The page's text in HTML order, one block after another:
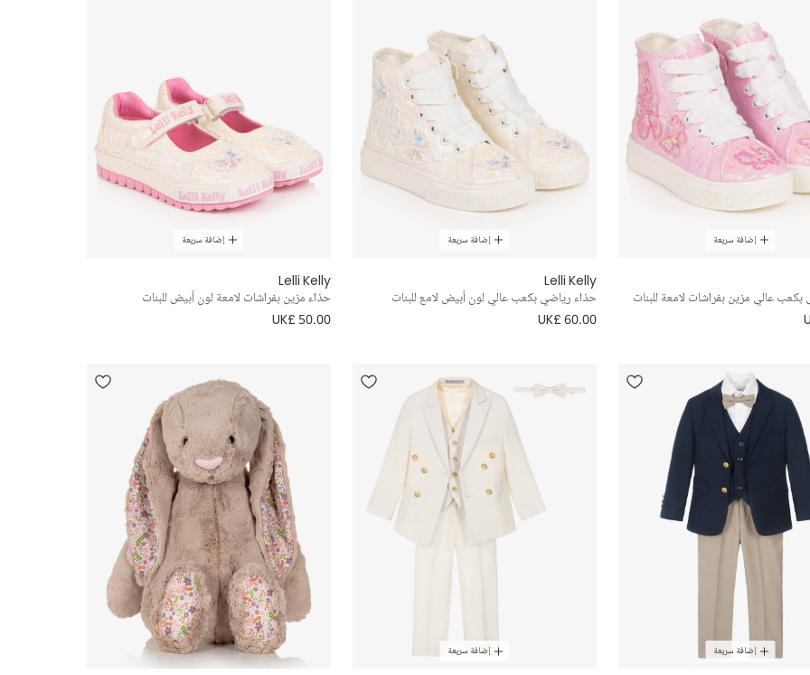
إضافة سريعة
عالي مزين بفراشات لامعة للبنات
إضافة سريعة
Lelli Kelly
حذاء رياضي بكعب عالي لون أبيض لامع للبنات
UK£ 60.00
إضافة سريعة
Lelli Kelly
حذاء مزين بفراشات لامعة لون أبيض للبنات
UK£ 50.00
إضافة سريعة إضافة سريعة